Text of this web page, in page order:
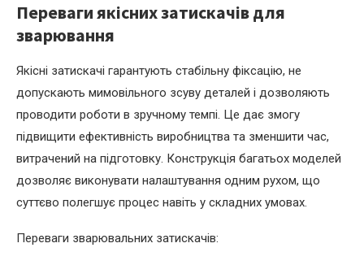
Переваги якісних затискачів для
зварювання
Якісні затискачі гарантують стабільну фіксацію, не
допускають мимовільного зсуву деталей і дозволяють
проводити роботи в зручному темпі. Це дає змогу
підвищити ефективність виробництва та зменшити час,
витрачений на підготовку. Конструкція багатьох моделей
дозволяє виконувати налаштування одним рухом, що
суттєво полегшує процес навіть у складних умовах.
Переваги зварювальних затискачів: